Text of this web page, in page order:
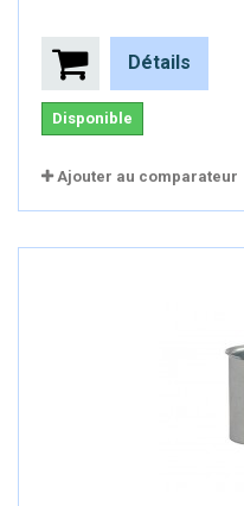
Détails
Disponible
Ajouter au comparateur